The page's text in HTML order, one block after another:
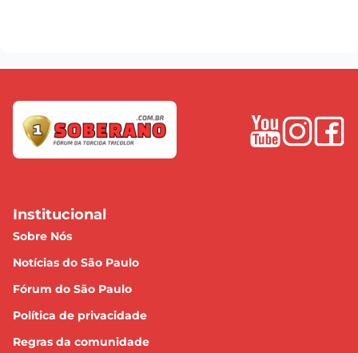
Institucional
Sobre Nós
Notícias do São Paulo
Fórum do São Paulo
Política de privacidade
Regras da comunidade